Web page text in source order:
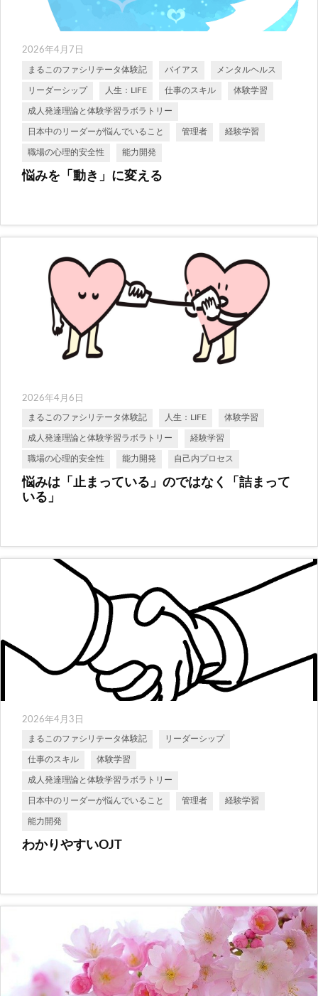
2026年4月7日
まるこのファシリテータ体験記 バイアス メンタルヘルス
リーダーシップ 人生：LIFE 仕事のスキル 体験学習
成人発達理論と体験学習ラボラトリー
日本中のリーダーが悩んでいること 管理者 経験学習
職場の心理的安全性 能力開発
悩みを「動き」に変える
2026年4月6日
まるこのファシリテータ体験記 人生：LIFE 体験学習
成人発達理論と体験学習ラボラトリー 経験学習
職場の心理的安全性 能力開発 自己内プロセス
悩みは「止まっている」のではなく「詰まって
いる」
2026年4月3日
まるこのファシリテータ体験記 リーダーシップ
仕事のスキル 体験学習
成人発達理論と体験学習ラボラトリー
日本中のリーダーが悩んでいること 管理者 経験学習
能力開発
わかりやすいOJT